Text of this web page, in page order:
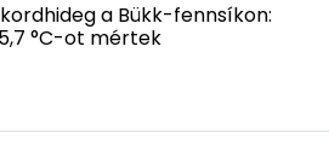
a Bükk-fennsíkon:
°C-ot mértek